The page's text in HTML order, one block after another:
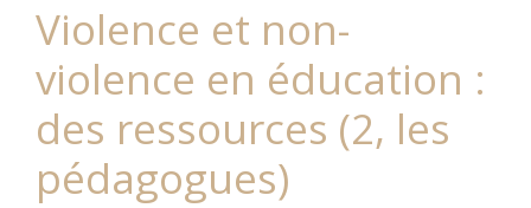
Violence et non-
violence en éducation :
des ressources (2, les
pédagogues)